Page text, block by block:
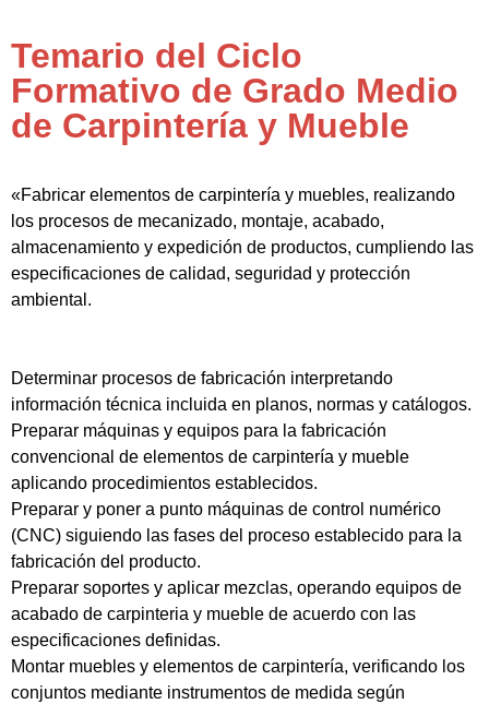
Temario del Ciclo
Formativo de Grado Medio
de Carpintería y Mueble
«Fabricar elementos de carpintería y muebles, realizando
los procesos de mecanizado, montaje, acabado,
almacenamiento y expedición de productos, cumpliendo las
especificaciones de calidad, seguridad y protección
ambiental.
Determinar procesos de fabricación interpretando
información técnica incluida en planos, normas y catálogos.
Preparar máquinas y equipos para la fabricación
convencional de elementos de carpintería y mueble
aplicando procedimientos establecidos.
Preparar y poner a punto máquinas de control numérico
(CNC) siguiendo las fases del proceso establecido para la
fabricación del producto.
Preparar soportes y aplicar mezclas, operando equipos de
acabado de carpinteria y mueble de acuerdo con las
especificaciones definidas.
Montar muebles y elementos de carpintería, verificando los
conjuntos mediante instrumentos de medida según